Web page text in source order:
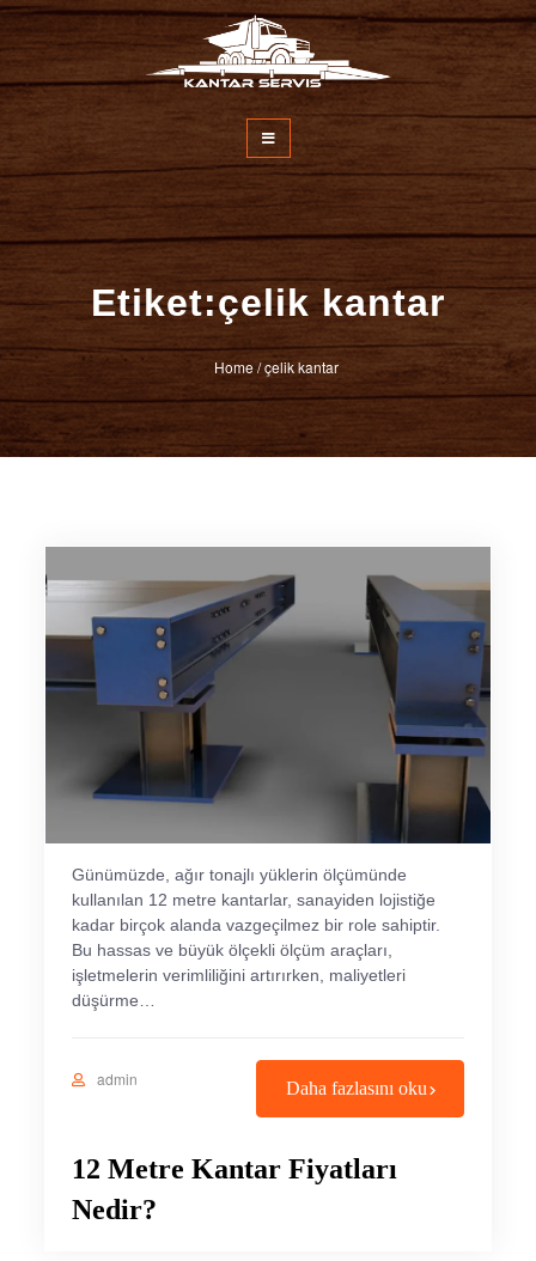
İçeriğe
atla
Kantar Servisi
Etiket:çelik kantar
Home/çelik kantar
Günümüzde, ağır tonajlı yüklerin ölçümünde
kullanılan 12 metre kantarlar, sanayiden lojistiğe
kadar birçok alanda vazgeçilmez bir role sahiptir.
Bu hassas ve büyük ölçekli ölçüm araçları,
işletmelerin verimliliğini artırırken, maliyetleri
düşürme…
admin Daha fazlasını oku
12 Metre Kantar Fiyatları
Nedir?